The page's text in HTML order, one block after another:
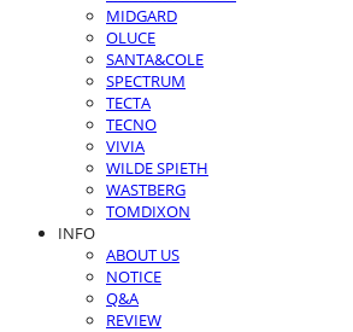
MIDGARD
OLUCE
SANTA&COLE
SPECTRUM
TECTA
TECNO
VIVIA
WILDE SPIETH
WASTBERG
TOMDIXON
INFO
ABOUT US
NOTICE
Q&A
REVIEW